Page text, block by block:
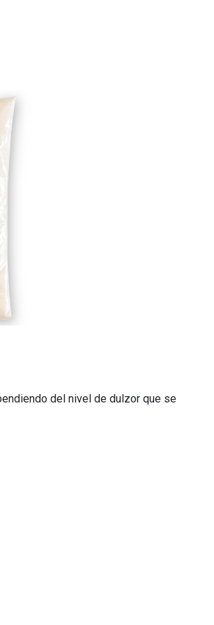
del nivel de dulzor que se